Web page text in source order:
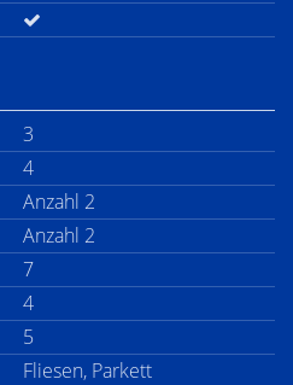
3
4
Anzahl 2
Anzahl 2
7
4
5
Fliesen, Parkett